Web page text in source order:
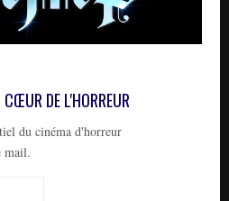
DE L'HORREUR
du cinéma d'horreur
mail.